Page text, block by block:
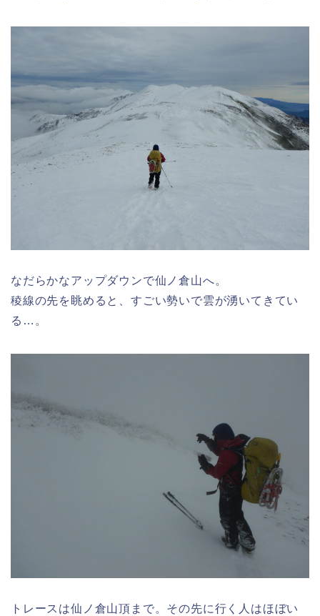
なだらかなアップダウンで仙ノ倉山へ。
稜線の先を眺めると、すごい勢いで雲が湧いてきてい
る…。
トレースは仙ノ倉山頂まで。その先に行く人はほぼい